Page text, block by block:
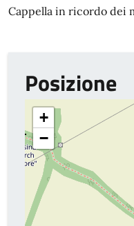
Cappella in ricordo dei
Posizione
+
−